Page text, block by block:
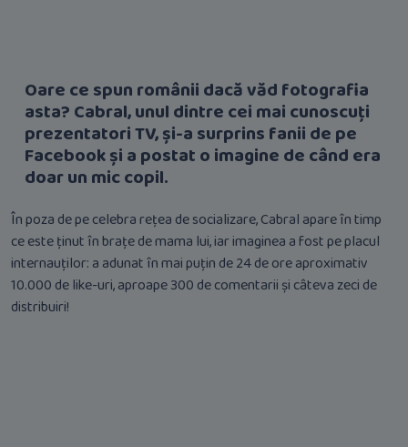
Oare ce spun românii dacă văd fotografia
asta? Cabral, unul dintre cei mai cunoscuți
prezentatori TV, și-a surprins fanii de pe
Facebook și a postat o imagine de când era
doar un mic copil.
În poza de pe celebra rețea de socializare, Cabral apare în timp
ce este ținut în brațe de mama lui, iar imaginea a fost pe placul
internauților: a adunat în mai puțin de 24 de ore aproximativ
10.000 de like-uri, aproape 300 de comentarii și câteva zeci de
distribuiri!